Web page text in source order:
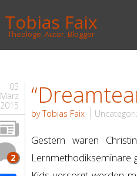
Tobias Faix
Theologe, Autor, Blogger
05
März
2015
2
by Tobias Faix
Gestern waren
Lernmethodikseminare